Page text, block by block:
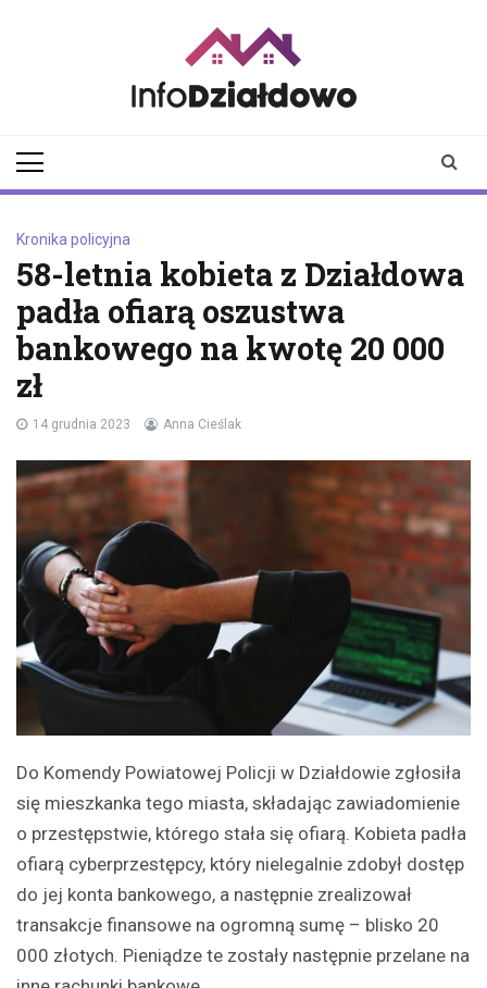
Kronika policyjna
58-letnia kobieta z Działdowa
padła ofiarą oszustwa
bankowego na kwotę 20 000
zł
14 grudnia 2023 Anna Cieślak
Do Komendy Powiatowej Policji w Działdowie zgłosiła
się mieszkanka tego miasta, składając zawiadomienie
o przestępstwie, którego stała się ofiarą. Kobieta padła
ofiarą cyberprzestępcy, który nielegalnie zdobył dostęp
do jej konta bankowego, a następnie zrealizował
transakcje finansowe na ogromną sumę – blisko 20
000 złotych. Pieniądze te zostały następnie przelane na